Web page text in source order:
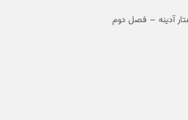
آدینه – فصل دوم